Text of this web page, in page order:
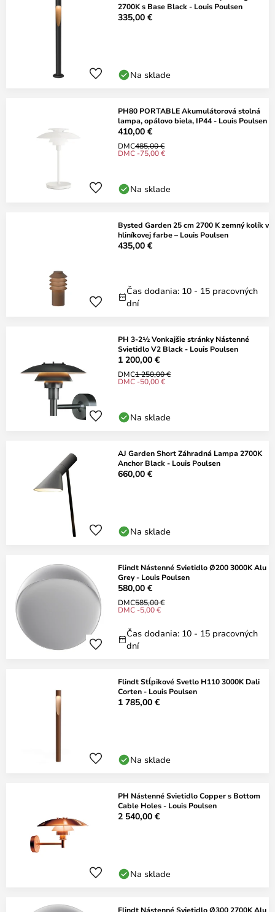
2700K s Base Black - Louis Poulsen
335,00 €
Na sklade
PH80 PORTABLE Akumulátorová stolná
lampa, opálovo biela, IP44 - Louis Poulsen
410,00 €
DMC485,00 €
DMC -75,00 €
Na sklade
Bysted Garden 25 cm 2700 K zemný kolík v
hliníkovej farbe – Louis Poulsen
435,00 €
Čas dodania: 10 - 15 pracovných
dní
PH 3-2½ Vonkajšie stránky Nástenné
Svietidlo V2 Black - Louis Poulsen
1 200,00 €
DMC1 250,00 €
DMC -50,00 €
Na sklade
AJ Garden Short Záhradná Lampa 2700K
Anchor Black - Louis Poulsen
660,00 €
Na sklade
Flindt Nástenné Svietidlo Ø200 3000K Alu
Grey - Louis Poulsen
580,00 €
DMC585,00 €
DMC -5,00 €
Čas dodania: 10 - 15 pracovných
dní
Flindt Stĺpikové Svetlo H110 3000K Dali
Corten - Louis Poulsen
1 785,00 €
Na sklade
PH Nástenné Svietidlo Copper s Bottom
Cable Holes - Louis Poulsen
2 540,00 €
Na sklade
Flindt Nástenné Svietidlo Ø300 2700K Alu